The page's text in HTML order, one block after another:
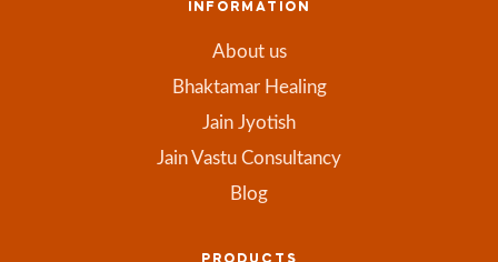
INFORMATION
About us
Bhaktamar Healing
Jain Jyotish
Jain Vastu Consultancy
Blog